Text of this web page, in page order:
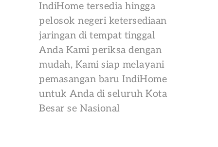
IndiHome tersedia hingga
pelosok negeri ketersediaan
jaringan di tempat tinggal
Anda Kami periksa dengan
mudah, Kami siap melayani
pemasangan baru IndiHome
untuk Anda di seluruh Kota
Besar se Nasional